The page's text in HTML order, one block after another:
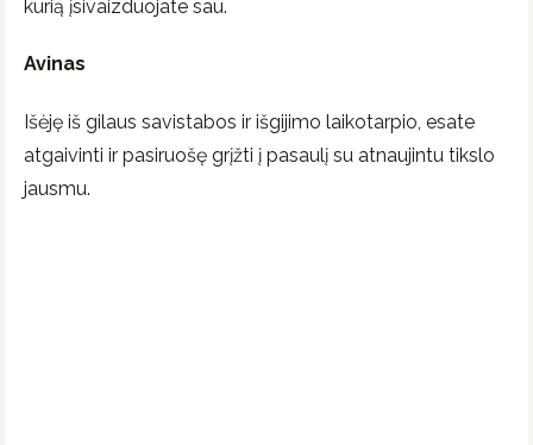
kurią įsivaizduojate sau.
Avinas
Išėję iš gilaus savistabos ir išgijimo laikotarpio, esate
atgaivinti ir pasiruošę grįžti į pasaulį su atnaujintu tikslo
jausmu.